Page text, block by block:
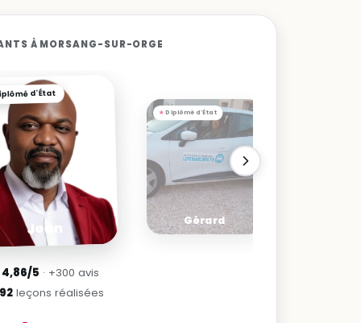
À MORSANG-SUR-ORGE
d'État
Jean
4,86/5 · +300 avis
leçons réalisées
Diplômé d'État
Gérard